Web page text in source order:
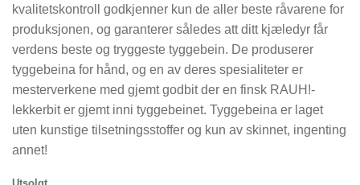
kvalitetskontroll godkjenner kun de aller beste råvarene for
produksjonen, og garanterer således att ditt kjæledyr får
verdens beste og tryggeste tyggebein. De produserer
tyggebeina for hånd, og en av deres spesialiteter er
mesterverkene med gjemt godbit der en finsk RAUH!-
lekkerbit er gjemt inni tyggebeinet. Tyggebeina er laget
uten kunstige tilsetningsstoffer og kun av skinnet, ingenting
annet!